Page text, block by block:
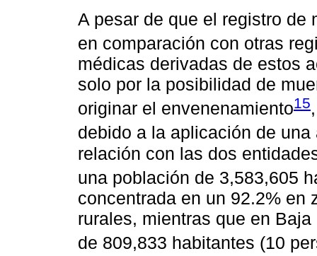
A pesar de que el registro de
en comparación con otras
médicas derivadas de estos
solo por la posibilidad de
originar el envenenamiento15
debido a la aplicación de
relación con las dos
una población de 3,583,605
concentrada en un 92.2% en
rurales, mientras que en
de 809,833 habitantes (10